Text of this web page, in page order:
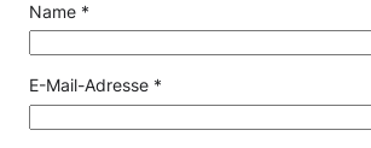
Name *
E-Mail-Adresse *